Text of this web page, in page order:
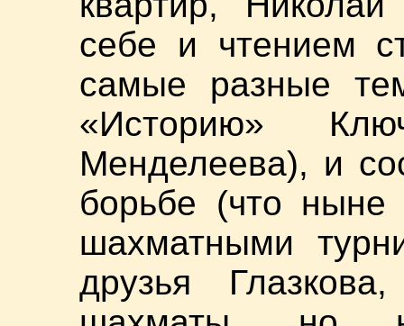
себе и чтением
самые разные
«Историю»
Менделеева), и
борьбе (что ныне
шахматными
друзья